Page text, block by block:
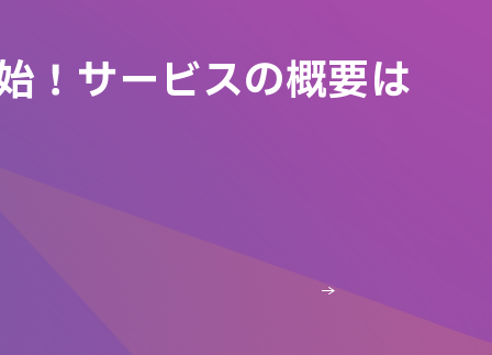
！サービスの概要は